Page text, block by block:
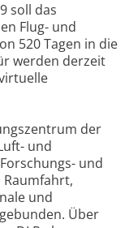
soll das
Flug- und
520 Tagen in die
werden derzeit
der
und
und
und
Über